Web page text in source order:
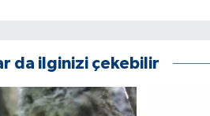
da ilginizi çekebilir